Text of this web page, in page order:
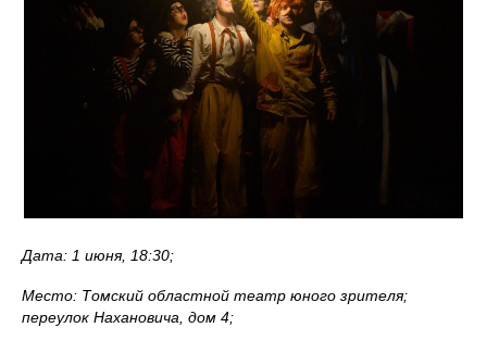
Дата: 1 июня, 18:30;
Место: Томский областной театр юного зрителя;
переулок Нахановича, дом 4;